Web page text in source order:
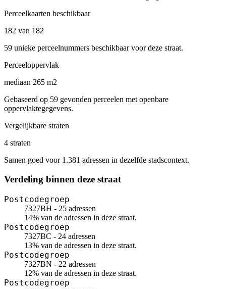
Perceelkaarten beschikbaar
182 van 182
59 unieke perceelnummers beschikbaar voor deze straat.
Perceeloppervlak
mediaan 265 m2
Gebaseerd op 59 gevonden perceelen met openbare
oppervlaktegegevens.
Vergelijkbare straten
4 straten
Samen goed voor 1.381 adressen in dezelfde stadscontext.
Verdeling binnen deze straat
Postcodegroep
7327BH - 25 adressen
14% van de adressen in deze straat.
Postcodegroep
7327BC - 24 adressen
13% van de adressen in deze straat.
Postcodegroep
7327BN - 22 adressen
12% van de adressen in deze straat.
Postcodegroep